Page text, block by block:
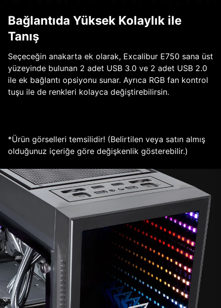
Bağlantıda Yüksek Kolaylık ile
Tanış
Seçeceğin anakarta ek olarak, Excalibur E750 sana üst
yüzeyinde bulunan 2 adet USB 3.0 ve 2 adet USB 2.0
ile ek bağlantı opsiyonu sunar. Ayrıca RGB fan kontrol
tuşu ile de renkleri kolayca değiştirebilirsin.
*Ürün görselleri temsilidir! (Belirtilen veya satın almış
olduğunuz içeriğe göre değişkenlik gösterebilir.)